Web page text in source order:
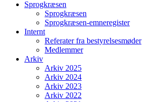
Sprogkræsen
Sprogkræsen
Sprogkræsen-emneregister
Internt
Referater fra bestyrelsesmøder
Medlemmer
Arkiv
Arkiv 2025
Arkiv 2024
Arkiv 2023
Arkiv 2022